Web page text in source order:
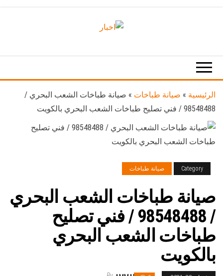
content
الكويت
الرئيسية » صيانة طباخات » صيانة طباخات الشعب البحري /
98548488 / فني تصليح طباخات الشعب البحري بالكويت
Category صيانة طباخات
صيانة طباخات الشعب البحري
/ 98548488 / فني تصليح
طباخات الشعب البحري
بالكويت